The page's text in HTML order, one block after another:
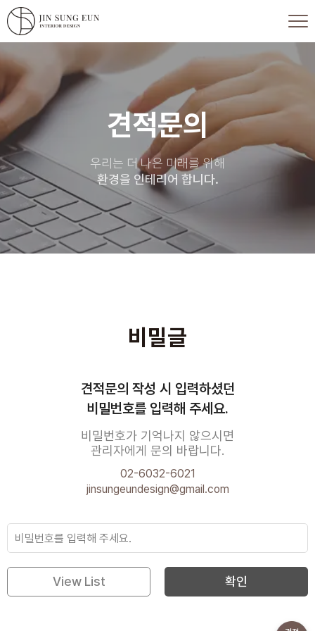
견적문의
우리는 더 나은 미래를 위해
환경을 인테리어 합니다.
비밀글
견적문의 작성 시 입력하셨던
비밀번호를 입력해 주세요.
비밀번호가 기억나지 않으시면
관리자에게 문의 바랍니다.
02-6032-6021
jinsungeundesign@gmail.com
View List 확인